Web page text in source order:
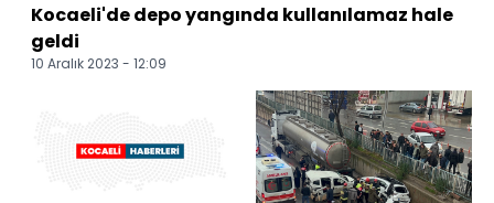
Kocaeli'de depo yangında kullanılamaz hale
geldi
10 Aralık 2023 - 12:09